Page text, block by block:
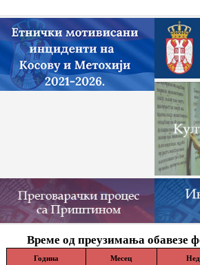
нелегалних
Време од преузимања
Година Месец